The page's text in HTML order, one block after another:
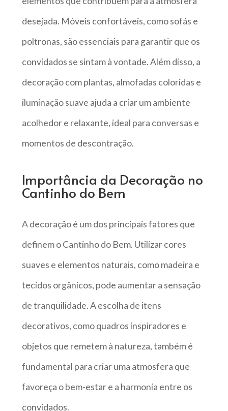
desejada. Móveis confortáveis, como sofás e
poltronas, são essenciais para garantir que os
convidados se sintam à vontade. Além disso, a
decoração com plantas, almofadas coloridas e
iluminação suave ajuda a criar um ambiente
acolhedor e relaxante, ideal para conversas e
momentos de descontração.
Importância da Decoração no
Cantinho do Bem
A decoração é um dos principais fatores que
definem o Cantinho do Bem. Utilizar cores
suaves e elementos naturais, como madeira e
tecidos orgânicos, pode aumentar a sensação
de tranquilidade. A escolha de itens
decorativos, como quadros inspiradores e
objetos que remetem à natureza, também é
fundamental para criar uma atmosfera que
favoreça o bem-estar e a harmonia entre os
convidados.